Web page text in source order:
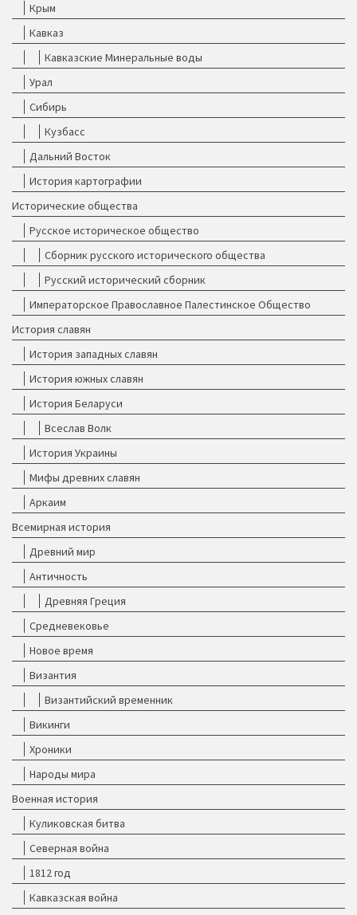
Крым
Кавказ
Кавказские Минеральные воды
Урал
Сибирь
Кузбасс
Дальний Восток
История картографии
Исторические общества
Русское историческое общество
Сборник русского исторического общества
Русский исторический сборник
Императорское Православное Палестинское Общество
История славян
История западных славян
История южных славян
История Беларуси
Всеслав Волк
История Украины
Мифы древних славян
Аркаим
Всемирная история
Древний мир
Античность
Древняя Греция
Средневековье
Новое время
Византия
Византийский временник
Викинги
Хроники
Народы мира
Военная история
Куликовская битва
Северная война
1812 год
Кавказская война